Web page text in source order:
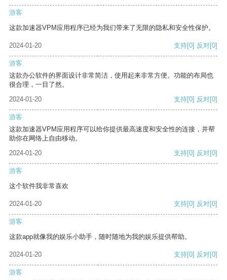
游客
这款加速器VPM应用程序已经为我们带来了无限的隐私和安全性保护。
2024-01-20 支持[0] 反对[0]
游客
这款办公软件的界面设计非常简洁，使用起来非常方便。功能的布局也
很合理，一目了然。
2024-01-20
支持[0] 反对[0]
游客
这款加速器VPM应用程序可以给你提供最高速度和安全性的连接，并帮
助你在网络上自由移动。
2024-01-20
支持[0] 反对[0]
游客
这个软件我非常喜欢
2024-01-20 支持[0] 反对[0]
游客
这款app就像我的娱乐小助手，随时随地为我的娱乐提供帮助。
2024-01-20 支持[0] 反对[0]
游客